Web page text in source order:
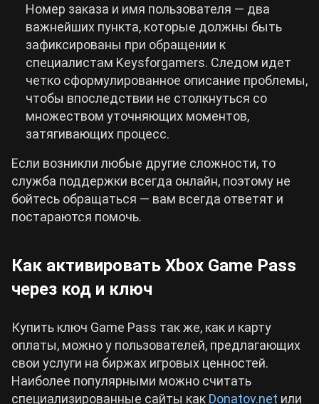
Номер заказа и имя пользователя — два
важнейших пункта, которые должны быть
зафиксированы при обращении к
специалистам Keysforgamers. Следом идет
четко сформулированное описание проблемы,
чтобы впоследствии не столкнуться со
множеством уточняющих моментов,
затягивающих процесс.
Если возникли любые другие сложности, то
служба поддержки всегда онлайн, поэтому не
бойтесь обращаться — вам всегда ответят и
постараются помочь.
Как активировать Xbox Game Pass
через код и ключ
Купить ключ Game Pass так же, как и карту
оплаты, можно у пользователей, предлагающих
свои услуги на биржах игровых ценностей.
Наиболее популярными можно считать
специализированные сайты как Donatov.net или